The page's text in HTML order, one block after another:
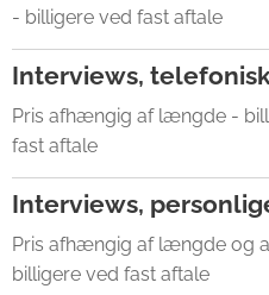
- billigere ved fast aftale
Interviews,
Pris afhængig af længde -
fast aftale
Interviews,
Pris afhængig af længde og
billigere ved fast aftale